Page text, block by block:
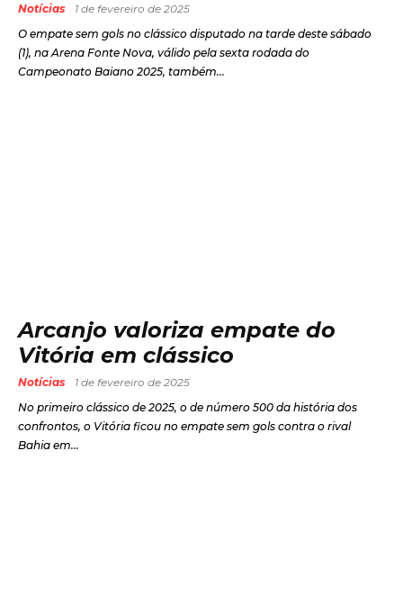
Notícias
1 de fevereiro de 2025
O empate sem gols no clássico disputado na tarde deste sábado
(1), na Arena Fonte Nova, válido pela sexta rodada do
Campeonato Baiano 2025, também...
Arcanjo valoriza empate do
Vitória em clássico
Notícias
1 de fevereiro de 2025
No primeiro clássico de 2025, o de número 500 da história dos
confrontos, o Vitória ficou no empate sem gols contra o rival
Bahia em...